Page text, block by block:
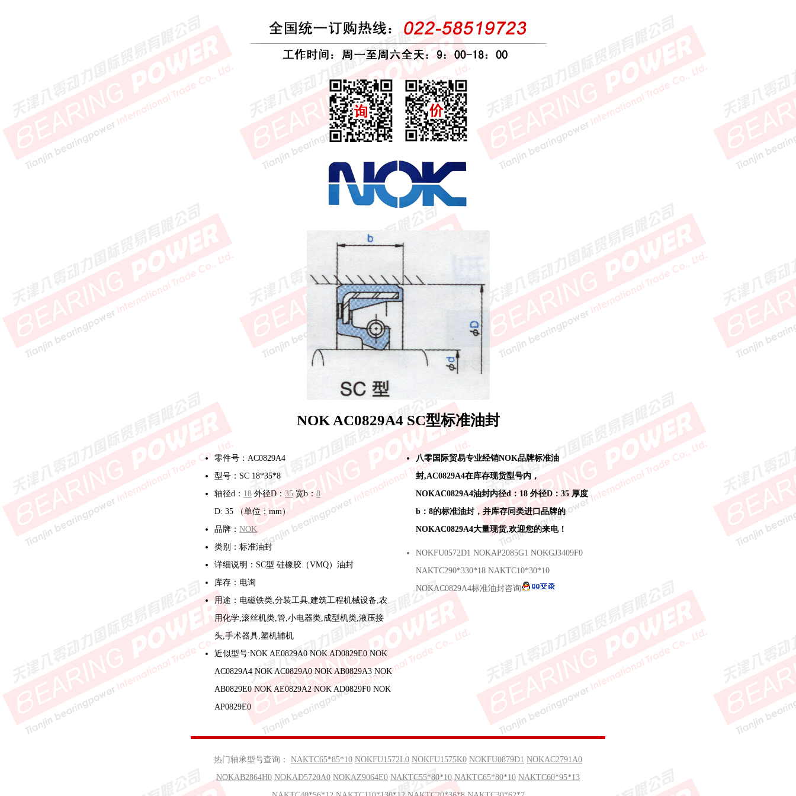
NOK AC0829A4 SC型标准油封
零件号：AC0829A4
型号：SC 18*35*8
轴径d： 18 外径D： 35宽b： 8
D: 35 （单位：mm）
品牌： NOK
类别：标准油封
详细说明：SC型 硅橡胶（VMQ）油封
库存：电询
用途：电磁铁类,分装工具,建筑工程机械设备,农
用化学,滚丝机类,管,小电器类,成型机类,液压接
头,手术器具,塑机辅机
近似型号:NOK AE0829A0 NOK AD0829E0 NOK
AC0829A4 NOK AC0829A0 NOK AB0829A3 NOK
AB0829E0 NOK AE0829A2 NOK AD0829F0 NOK
AP0829E0
八零国际贸易专业经销NOK品牌标准油
封,AC0829A4在库存现货型号内，
NOKAC0829A4油封内径d：18 外径D：35 厚度
b：8的标准油封，并库存同类进口品牌的
NOKAC0829A4大量现货,欢迎您的来电！
NOKFU0572D1 NOKAP2085G1 NOKGJ3409F0
NAKTC290*330*18 NAKTC10*30*10
NOKAC0829A4标准油封咨询
热门轴承型号查询： NAKTC65*85*10 NOKFU1572L0 NOKFU1575K0 NOKFU0879D1 NOKAC2791A0
NOKAB2864H0 NOKAD5720A0 NOKAZ9064E0 NAKTC55*80*10 NAKTC65*80*10 NAKTC60*95*13